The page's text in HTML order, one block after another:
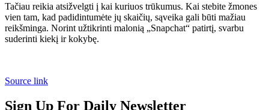
Tačiau reikia atsižvelgti į kai kuriuos trūkumus. Kai stebite žmones
vien tam, kad padidintumėte jų skaičių, sąveika gali būti mažiau
reikšminga. Norint užtikrinti malonią „Snapchat“ patirtį, svarbu
suderinti kiekį ir kokybę.
Source link
Sign Up For Daily Newsletter